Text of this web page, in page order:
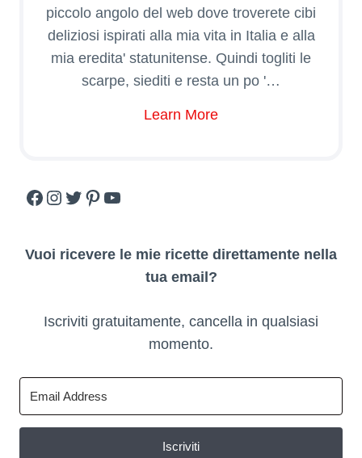
piccolo angolo del web dove troverete cibi
deliziosi ispirati alla mia vita in Italia e alla
mia eredita' statunitense. Quindi togliti le
scarpe, siediti e resta un po '…
Learn More
Facebook
Instagram
Twitter
Pinterest
YouTube
Vuoi ricevere le mie ricette direttamente nella
tua email?
Iscriviti gratuitamente, cancella in qualsiasi
momento.
Iscriviti